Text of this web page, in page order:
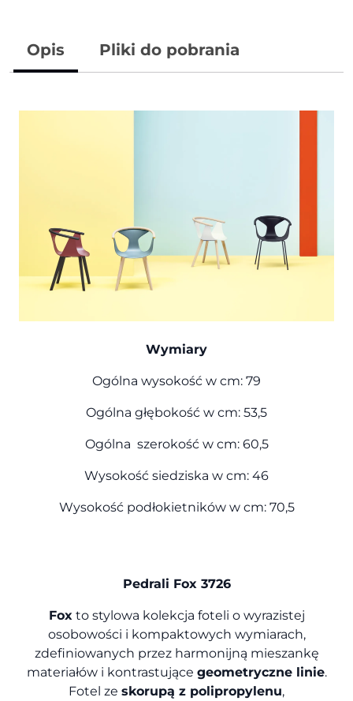
Opis Pliki do pobrania
Wymiary
Ogólna wysokość w cm: 79
Ogólna głębokość w cm: 53,5
Ogólna szerokość w cm: 60,5
Wysokość siedziska w cm: 46
Wysokość podłokietników w cm: 70,5
Pedrali Fox 3726
Fox to stylowa kolekcja foteli o wyrazistej
osobowości i kompaktowych wymiarach,
zdefiniowanych przez harmonijną mieszankę
materiałów i kontrastujące geometryczne linie.
Fotel ze skorupą z polipropylenu,